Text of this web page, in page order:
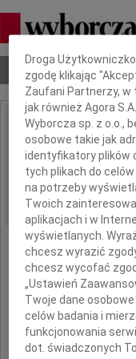
Nekrologi Odeszli
IMIĘ I NAZWISKO:
REGION:
DATA EMISJI:
Dbamy o Twoją
Droga
zgodę klikając
Zaufani Partnerzy, w
jak również Agora
Wyborcza sp. z o.o.,
osobowe takie jak
identyfikatory plików
tych plikach do
na potrzeby
Twoich
aplikacjach i w
wyświetlanych.
chcesz wyrazić
chcesz wycofać
„Ustawień
Twoje dane
celów badania i
funkcjonowania
dot. świadczonych